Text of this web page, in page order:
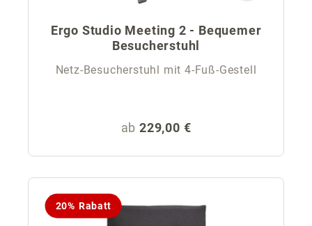
Ergo Studio Meeting 2 - Bequemer
Besucherstuhl
Netz-Besucherstuhl mit 4-Fuß-Gestell
Regulärer Preis:
ab 229,00 €
20% Rabatt